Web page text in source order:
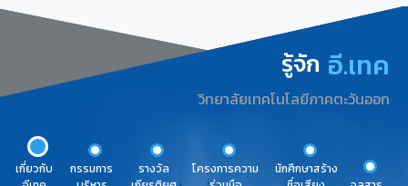
รู้จัก อี.เทค
วิทยาลัยเทคโนโลยีภาคตะวันออก
เกี่ยวกับ
กรรมการ
รางวัล
โครงการความ
นักศึกษาสร้าง